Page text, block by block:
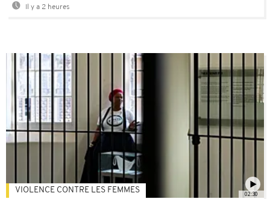
Il y a 2 heures
02:30
VIOLENCE CONTRE LES FEMMES